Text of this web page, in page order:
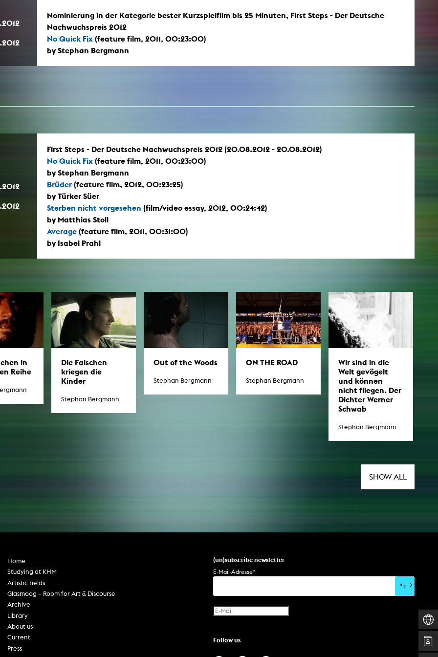
Nominierung in der Kategorie bester Kurzspielfilm bis 25 Minuten, First Steps - Der Deutsche
Nachwuchspreis 2012
No Quick Fix (feature film, 2011, 00:23:00)
by Stephan Bergmann
First Steps - Der Deutsche Nachwuchspreis 2012 (20.08.2012 - 20.08.2012)
No Quick Fix (feature film, 2011, 00:23:00)
by Stephan Bergmann
Brüder (feature film, 2012, 00:23:25)
by Türker Süer
Sterben nicht vorgesehen (film/video essay, 2012, 00:24:42)
by Matthias Stoll
Average (feature film, 2011, 00:31:00)
by Isabel Prahl
in
Reihe
Die Falschen
kriegen die
Kinder
Stephan Bergmann
Out of the Woods
Stephan Bergmann
ON THE ROAD
Stephan Bergmann
Wir sind in die
Welt gevögelt
und können
nicht fliegen. Der
Dichter Werner
Schwab
Stephan Bergmann
SHOW ALL
(un)subscribe newsletter
E-Mail-Adresse*
">
Home
Studying at KHM
Artistic fields
Glasmoog – Room for Art & Discourse
Archive
Library
About us
Current
Press
Follow us
Top 10
Rara
Open Access
Internal reporting office
AGG-Beschwerdestelle